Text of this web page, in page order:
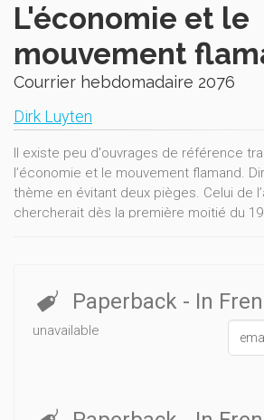
L'économie et le
mouvement
Courrier hebdomadaire 2076
Dirk Luyten
Il existe peu d'ouvrages de référence
l’économie et le mouvement flamand.
thème en évitant deux pièges. Celui de
chercherait dès la première moitié du
un modèle économique flamand
segments de la population, en faisant
intérêts divergents des sous-régions,
groupes sociaux.L’auteur montre au
mouvement flamand a fait naître et a
Paperback - In
unavailable